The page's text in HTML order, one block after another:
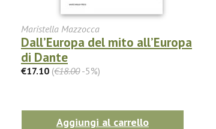
Maristella Mazzocca
Dall’Europa del mito all’Europa
di Dante
€17.10 (€18.00-5%)
Aggiungi al carrello